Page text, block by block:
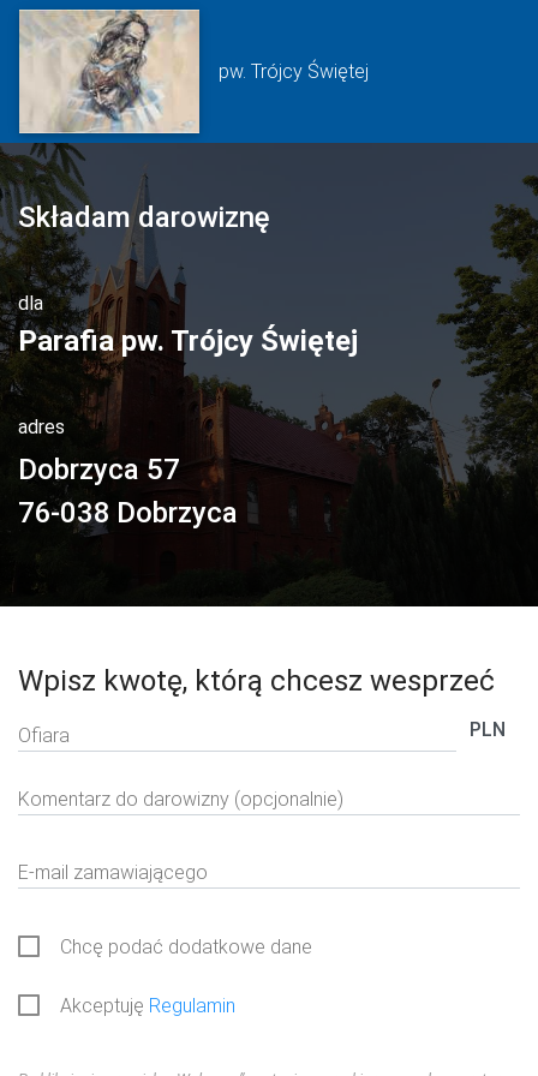
pw. Trójcy Świętej
Składam darowiznę
dla
Parafia pw. Trójcy Świętej
adres
Dobrzyca 57
76-038 Dobrzyca
Wpisz kwotę, którą chcesz wesprzeć
Ofiara PLN
Komentarz do darowizny (opcjonalnie)
E-mail zamawiającego
Chcę podać dodatkowe dane
Akceptuję Regulamin